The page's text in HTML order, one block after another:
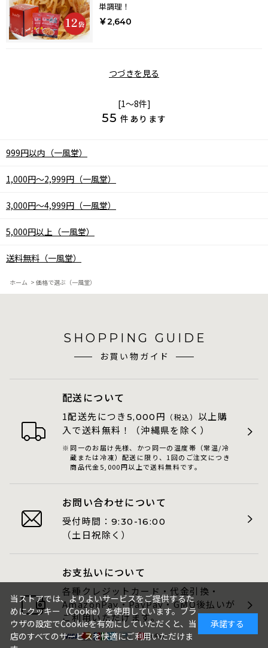
単調理！
￥2,640
つづきを見る
[1～8件]
55 件あります
999円以内（一風堂）
1,000円～2,999円（一風堂）
3,000円～4,999円（一風堂）
5,000円以上（一風堂）
送料無料（一風堂）
ホーム > 価格で選ぶ（一風堂）
SHOPPING GUIDE
お買い物ガイド
配送について
1配送先につき 5,000 円 （税込） 以上購
入で送料無料！（沖縄県を除く）
同一のお届け先様、かつ同一の温度帯（常温/冷
蔵または冷凍）配送に限り、1回のご注文につき
商品代金5,000円以上で送料無料です。
お問い合わせについて
受付時間： 9:30-16:00
（土日祝除く）
お支払いについて
各種クレジットカード・代金引換・
AmazonPay・PayPay・GMO後払いが
ご利用いただけます。
当ストアでは、よりよいサービスをご提供するた
めにクッキー（Cookie）を使用しています。ブラ
ウザの設定でCookieを有効にしていただくと、当
店のすべてのサービスを快適にご利用いただけま
承諾する